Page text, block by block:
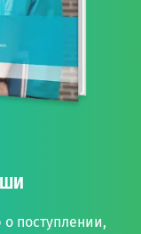
поступлении,